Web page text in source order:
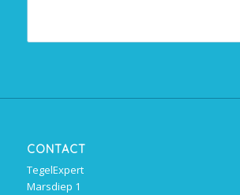
CONTACT
TegelExpert
Marsdiep 1